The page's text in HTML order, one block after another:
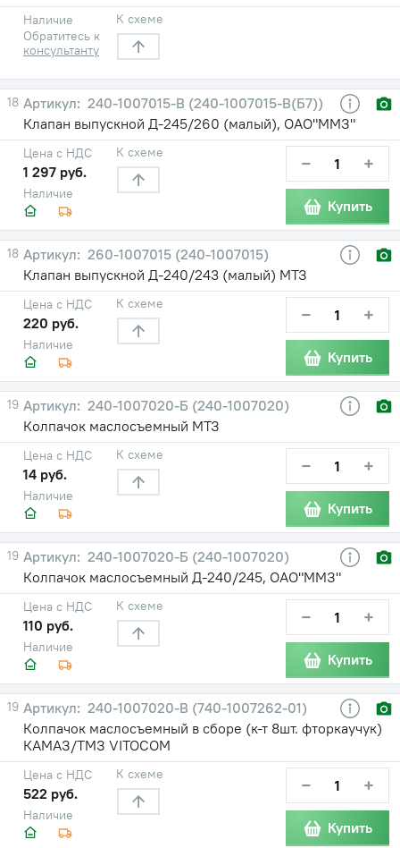
Наличие
Обратитесь к
консультанту
К схеме
18
240-1007015-В (240-1007015-В(Б7))
Клапан выпускной Д-245/260 (малый), ОАО"ММЗ"
Наличие
Цена с НДС
1 297 руб.
К схеме − +
Купить
18
260-1007015 (240-1007015)
Клапан выпускной Д-240/243 (малый) МТЗ
Наличие
Цена с НДС
220 руб.
К схеме − +
Купить
19
240-1007020-Б (240-1007020)
Колпачок маслосъемный МТЗ
Наличие
Цена с НДС
14 руб.
К схеме − +
Купить
19
240-1007020-Б (240-1007020)
Колпачок маслосъемный Д-240/245, ОАО"ММЗ"
Наличие
Цена с НДС
110 руб.
К схеме − +
Купить
19
240-1007020-В (740-1007262-01)
Колпачок маслосъемный в сборе (к-т 8шт. фторкаучук)
КАМАЗ/ТМЗ VITOCOM
Наличие
Цена с НДС
522 руб.
К схеме − +
Купить